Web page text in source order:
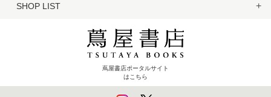
SHOP LIST
蔦屋書店ポータルサイト
はこちら